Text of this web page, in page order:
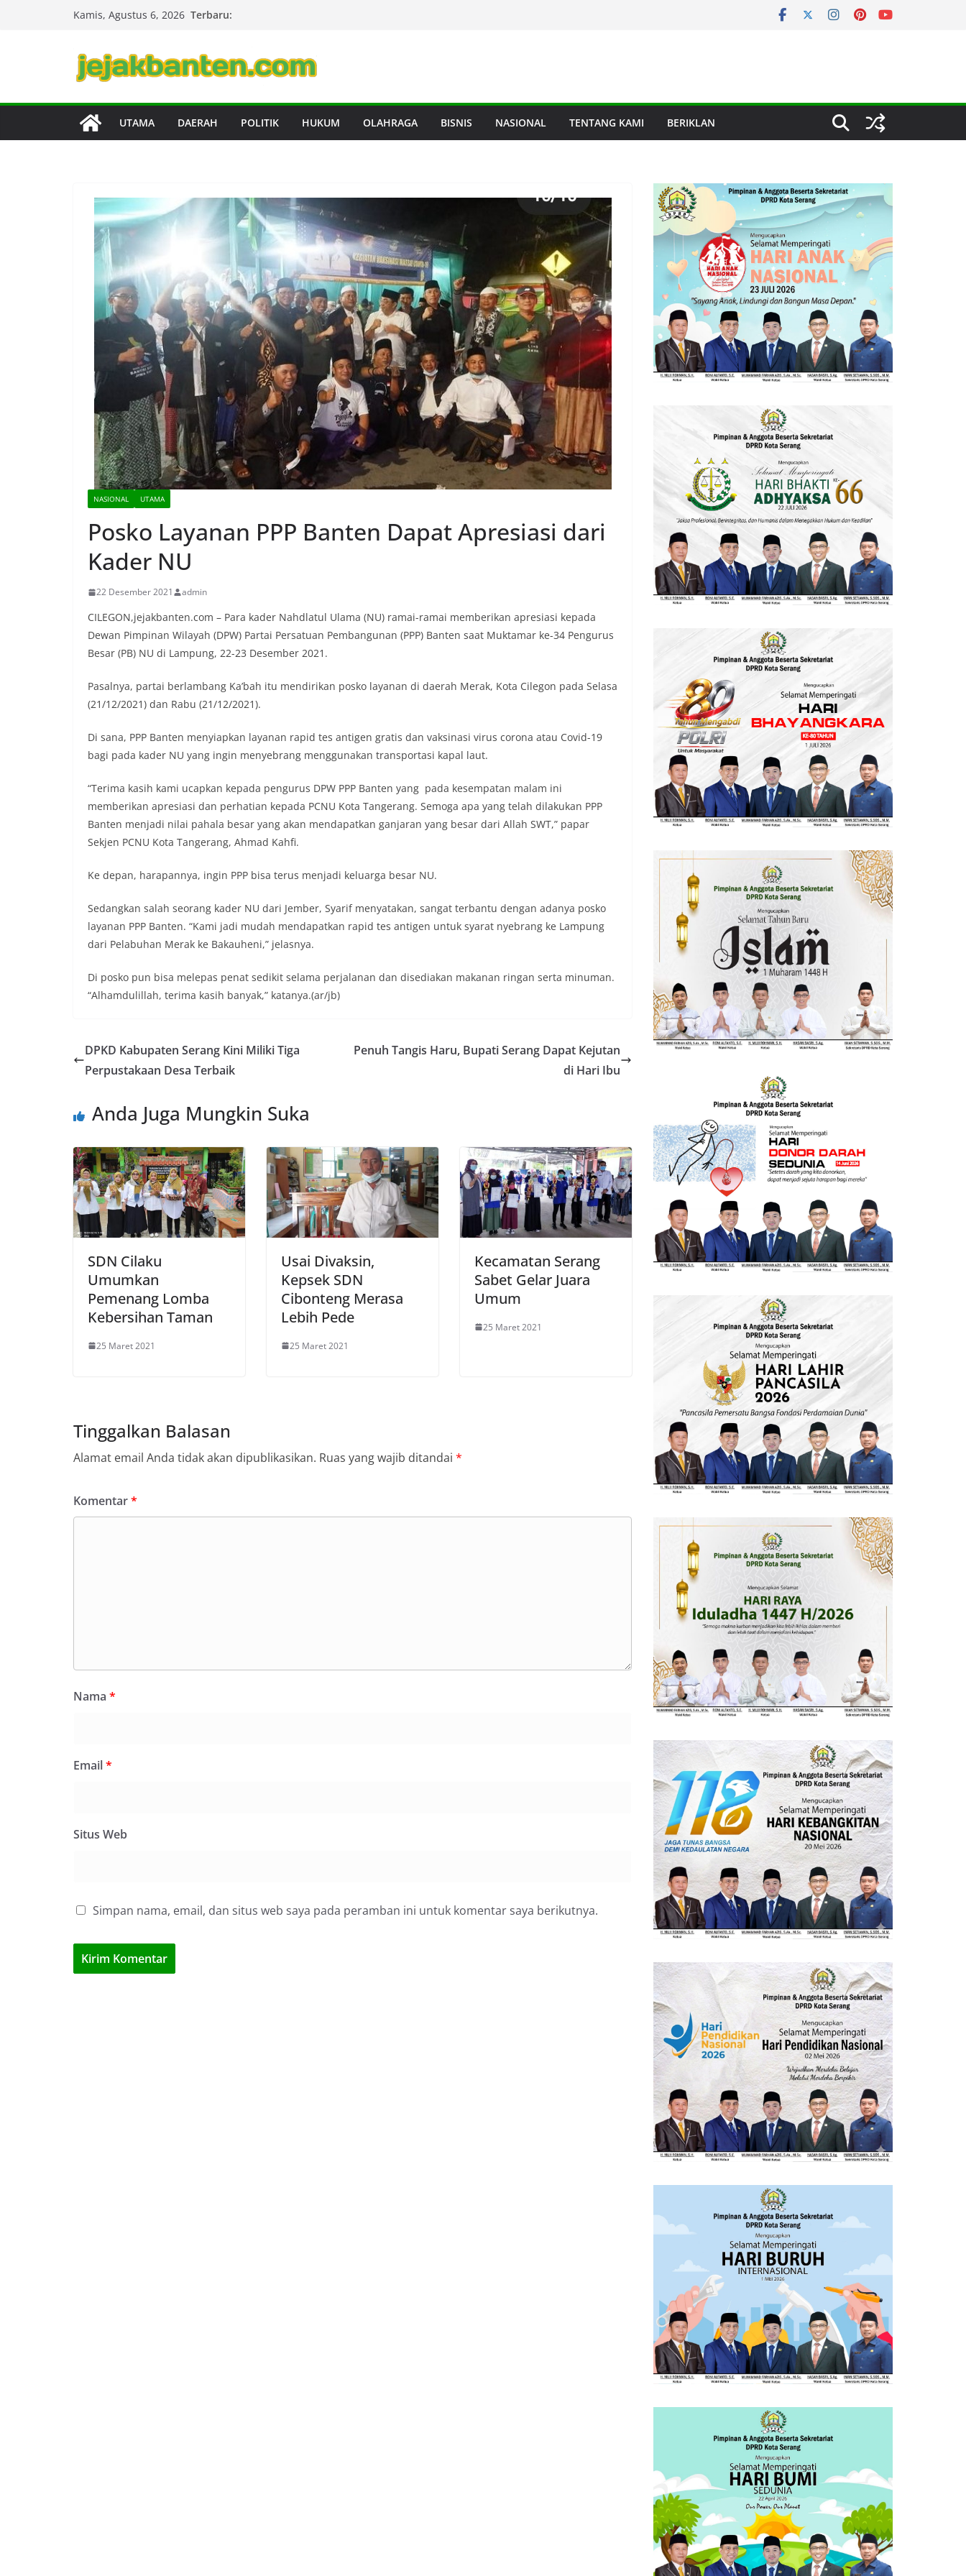
Kamis, Agustus 6, 2026 Terbaru:
UTAMA DAERAH POLITIK HUKUM OLAHRAGA BISNIS NASIONAL TENTANG KAMI BERIKLAN
NASIONAL UTAMA
Posko Layanan PPP Banten Dapat Apresiasi dari
Kader NU
22 Desember 2021 admin
CILEGON,jejakbanten.com – Para kader Nahdlatul Ulama (NU) ramai-ramai memberikan apresiasi kepada
Dewan Pimpinan Wilayah (DPW) Partai Persatuan Pembangunan (PPP) Banten saat Muktamar ke-34 Pengurus
Besar (PB) NU di Lampung, 22-23 Desember 2021.
Pasalnya, partai berlambang Ka’bah itu mendirikan posko layanan di daerah Merak, Kota Cilegon pada Selasa
(21/12/2021) dan Rabu (21/12/2021).
Di sana, PPP Banten menyiapkan layanan rapid tes antigen gratis dan vaksinasi virus corona atau Covid-19
bagi pada kader NU yang ingin menyebrang menggunakan transportasi kapal laut.
“Terima kasih kami ucapkan kepada pengurus DPW PPP Banten yang pada kesempatan malam ini
memberikan apresiasi dan perhatian kepada PCNU Kota Tangerang. Semoga apa yang telah dilakukan PPP
Banten menjadi nilai pahala besar yang akan mendapatkan ganjaran yang besar dari Allah SWT,” papar
Sekjen PCNU Kota Tangerang, Ahmad Kahfi.
Ke depan, harapannya, ingin PPP bisa terus menjadi keluarga besar NU.
Sedangkan salah seorang kader NU dari Jember, Syarif menyatakan, sangat terbantu dengan adanya posko
layanan PPP Banten. “Kami jadi mudah mendapatkan rapid tes antigen untuk syarat nyebrang ke Lampung
dari Pelabuhan Merak ke Bakauheni,” jelasnya.
Di posko pun bisa melepas penat sedikit selama perjalanan dan disediakan makanan ringan serta minuman.
“Alhamdulillah, terima kasih banyak,” katanya.(ar/jb)
DPKD Kabupaten Serang Kini Miliki Tiga
Perpustakaan Desa Terbaik
Penuh Tangis Haru, Bupati Serang Dapat Kejutan
di Hari Ibu
Anda Juga Mungkin Suka
SDN Cilaku
Umumkan
Pemenang Lomba
Kebersihan Taman
25 Maret 2021
Usai Divaksin,
Kepsek SDN
Cibonteng Merasa
Lebih Pede
25 Maret 2021
Kecamatan Serang
Sabet Gelar Juara
Umum
25 Maret 2021
Tinggalkan Balasan
Alamat email Anda tidak akan dipublikasikan. Ruas yang wajib ditandai *
Komentar*
Nama *
Email*
Situs Web
Simpan nama, email, dan situs web saya pada peramban ini untuk komentar saya berikutnya.